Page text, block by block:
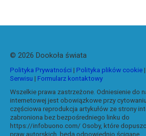
© 2026 Dookoła świata
Polityka Prywatności | Polityka plików cookie|
Serwisu | Formularz kontaktowy
Wszelkie prawa zastrzeżone. Odniesienie do
internetowej jest obowiązkowe przy
częściowa reprodukcja artykułów ze strony
zabroniona bez bezpośredniego linku do
https://infobuono.com/ Osoby, które
praw autorskich, będą odpowiednio ścigane.